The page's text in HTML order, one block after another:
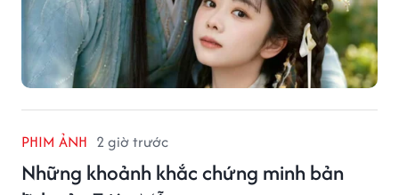
PHIM ẢNH 2 giờ trước
Những khoảnh khắc chứng minh bản